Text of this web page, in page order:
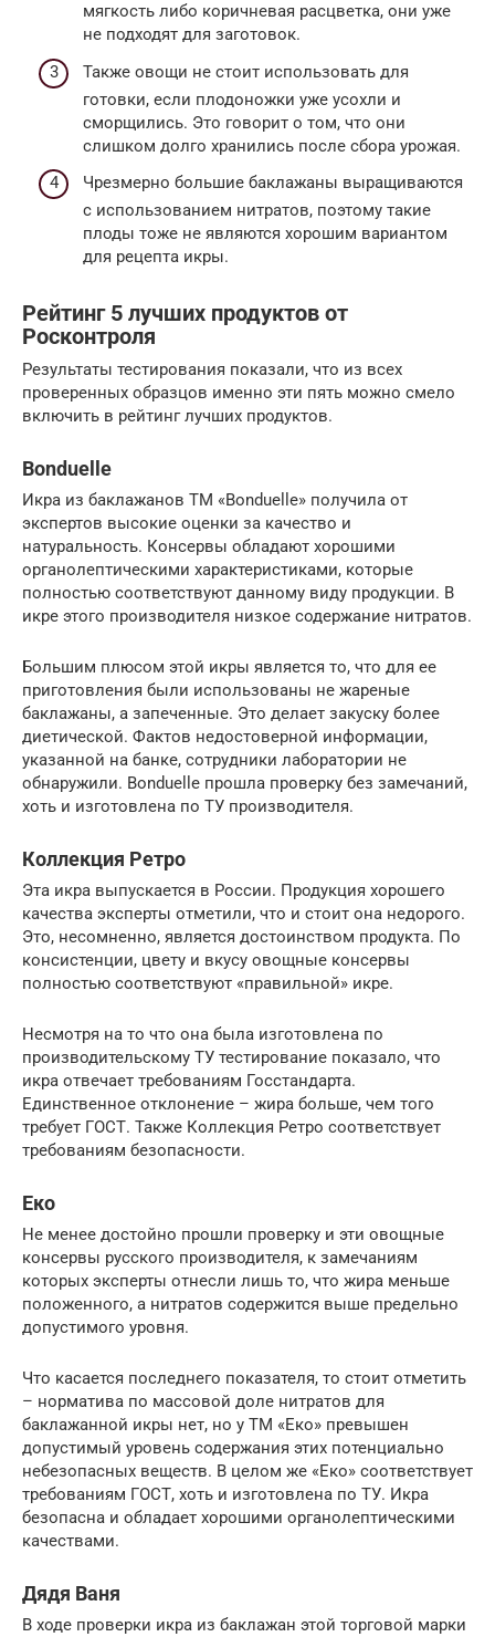
мягкость либо коричневая расцветка, они уже
не подходят для заготовок.
Также овощи не стоит использовать для
готовки, если плодоножки уже усохли и
сморщились. Это говорит о том, что они
слишком долго хранились после сбора урожая.
Чрезмерно большие баклажаны выращиваются
с использованием нитратов, поэтому такие
плоды тоже не являются хорошим вариантом
для рецепта икры.
Рейтинг 5 лучших продуктов от
Росконтроля
Результаты тестирования показали, что из всех
проверенных образцов именно эти пять можно смело
включить в рейтинг лучших продуктов.
Bonduelle
Икра из баклажанов ТМ «Bonduelle» получила от
экспертов высокие оценки за качество и
натуральность. Консервы обладают хорошими
органолептическими характеристиками, которые
полностью соответствуют данному виду продукции. В
икре этого производителя низкое содержание нитратов.
Большим плюсом этой икры является то, что для ее
приготовления были использованы не жареные
баклажаны, а запеченные. Это делает закуску более
диетической. Фактов недостоверной информации,
указанной на банке, сотрудники лаборатории не
обнаружили. Bonduelle прошла проверку без замечаний,
хоть и изготовлена по ТУ производителя.
Коллекция Ретро
Эта икра выпускается в России. Продукция хорошего
качества эксперты отметили, что и стоит она недорого.
Это, несомненно, является достоинством продукта. По
консистенции, цвету и вкусу овощные консервы
полностью соответствуют «правильной» икре.
Несмотря на то что она была изготовлена по
производительскому ТУ тестирование показало, что
икра отвечает требованиям Госстандарта.
Единственное отклонение – жира больше, чем того
требует ГОСТ. Также Коллекция Ретро соответствует
требованиям безопасности.
Еко
Не менее достойно прошли проверку и эти овощные
консервы русского производителя, к замечаниям
которых эксперты отнесли лишь то, что жира меньше
положенного, а нитратов содержится выше предельно
допустимого уровня.
Что касается последнего показателя, то стоит отметить
– норматива по массовой доле нитратов для
баклажанной икры нет, но у ТМ «Еко» превышен
допустимый уровень содержания этих потенциально
небезопасных веществ. В целом же «Еко» соответствует
требованиям ГОСТ, хоть и изготовлена по ТУ. Икра
безопасна и обладает хорошими органолептическими
качествами.
Дядя Ваня
В ходе проверки икра из баклажан этой торговой марки